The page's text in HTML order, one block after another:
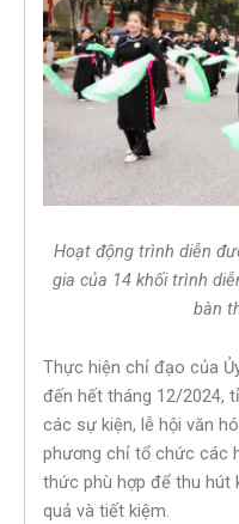
Hoạt động trình diễn
gia của 14 khối trình
bàn
Thực hiện chỉ đạo của
đến hết tháng 12/2024,
các sự kiện, lễ hội văn
phương chỉ tổ chức các
thức phù hợp để thu hút
quả và tiết kiệm.